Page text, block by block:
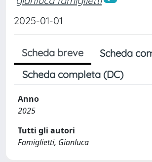
2025-01-01
Scheda breve
Scheda
Scheda completa (DC)
Anno
2025
Tutti gli autori
Famiglietti, Gianluca